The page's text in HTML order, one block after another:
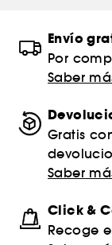
Envío
Por
Saber
Gratis
Saber
Click &
Recoge